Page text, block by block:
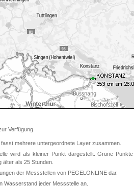
Verfügung.
mehrere untergeordnete Layer zusammen.
wird als kleiner Punkt dargestellt. Grüne
als 25 Stunden.
der Messstellen von PEGELONLINE dar.
Wasserstand jeder Messstelle an.